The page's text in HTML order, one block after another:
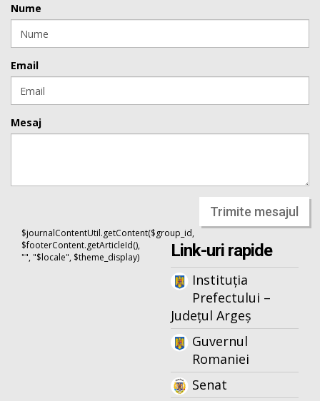
Nume
Email
Mesaj
Trimite mesajul
$journalContentUtil.getContent($group_id,
$footerContent.getArticleId(),
"", "$locale", $theme_display)
Link-uri rapide
Instituția
Prefectului –
Județul Argeș
Guvernul
Romaniei
Senat